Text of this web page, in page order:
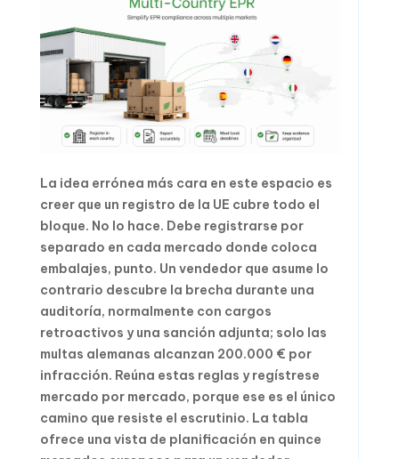
La idea errónea más cara en este espacio es
creer que un registro de la UE cubre todo el
bloque. No lo hace. Debe registrarse por
separado en cada mercado donde coloca
embalajes, punto. Un vendedor que asume lo
contrario descubre la brecha durante una
auditoría, normalmente con cargos
retroactivos y una sanción adjunta; solo las
multas alemanas alcanzan 200.000 € por
infracción. Reúna estas reglas y regístrese
mercado por mercado, porque ese es el único
camino que resiste el escrutinio. La tabla
ofrece una vista de planificación en quince